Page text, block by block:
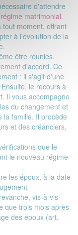
d'attendre
régime matrimonial.
moment, offrant
à l'évolution de la
être réunies.
d'accord. Ce
: il s'agit d'une
le recours à
Il vous accompagne
du changement et
la famille. Il procède
et des créanciers,
que le
le nouveau régime
les époux, à la date
vis-à-vis
que trois mois après
des époux (art.